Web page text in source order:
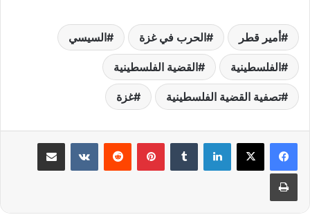
أمير قطر الحرب في غزة السيسي
الفلسطينية القضية الفلسطينية
تصفية القضية الفلسطينية غزة
لينكدإن بينتيريست